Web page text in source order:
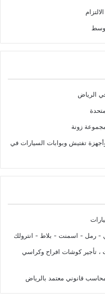
الرياض
زونة
تفتيش وبوابات السيارات في
- رمل - اسمنت - بلاط - انترولك
، تأجير كوشات افراح وكراسي
قانوني معتمد بالرياض